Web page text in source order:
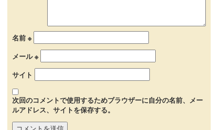
名前 ※
メール※
サイト
次回のコメントで使用するためブラウザーに自分の名前、メー
ルアドレス、サイトを保存する。